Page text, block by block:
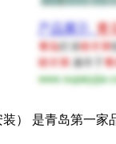
） 是青岛第一家